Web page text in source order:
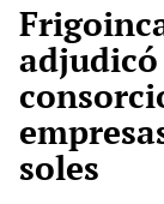
soles